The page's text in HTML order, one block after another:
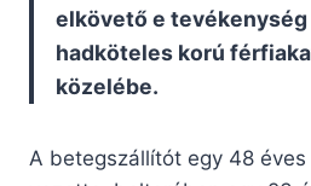
elkövető e
hadköteles korú
közelébe.
A betegszállítót egy 48 éves